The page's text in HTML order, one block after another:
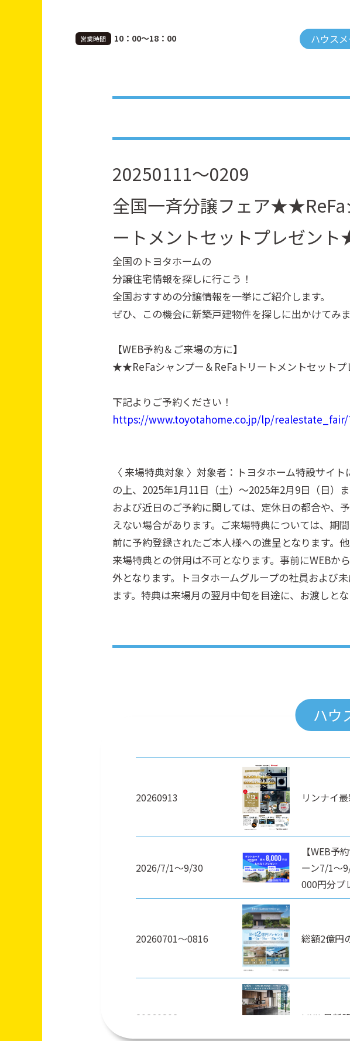
営業時間 10：00～18：00 ハウス
20250111～0209
全国一斉分譲フェア★★ReFa
ートメントセットプレゼン
全国のトヨタホームの
分譲住宅情報を探しに行こう！
全国おすすめの分譲情報を一挙にご紹介します。
ぜひ、この機会に新築戸建物件を探しに出かけてみ
【WEB予約＆ご来場の方に】
★★ReFaシャンプー＆ReFaトリートメントセット
下記よりご予約ください！
https://www.toyotahome.co.jp/lp/
〈 来場特典対象 〉対象者：トヨタホーム特設サイ
の上、2025年1月11日（土）～2025年2月9日（日）
および近日のご予約に関しては、定休日の都合や、
えない場合があります。ご来場特典については、期
前に予約登録されたご本人様への進呈となります。
来場特典との併用は不可となります。事前にWEBか
外となります。トヨタホームグループの社員および
ます。特典は来場月の翌月中旬を目途に、お渡しとな
ハウ
20260913 リンナイ
2026/7/1～9/30
【WEB予
ーン7/1～
000円分プ
20260701～0816 総額2億円
20260802 LIXIL最新